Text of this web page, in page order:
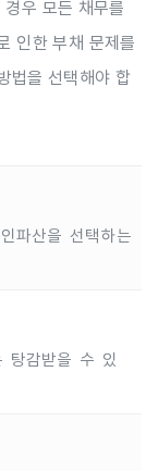
우 모든 채무를
인한 부채 문제를
법을 선택해야 합
파산을 선택하는
탕감받을 수 있